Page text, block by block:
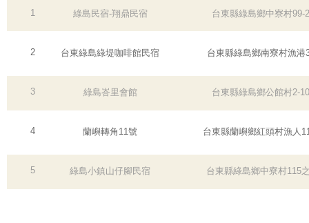
1 綠島民宿-翔鼎民宿 台東縣綠島鄉中寮村99-
2 台東綠島綠堤咖啡館民宿 台東縣綠島鄉南寮村漁港
3 綠島峇里會館 台東縣綠島鄉公館村2-
4 蘭嶼轉角11號 台東縣蘭嶼鄉紅頭村漁人
5 綠島小鎮山仔腳民宿 台東縣綠島鄉中寮村115